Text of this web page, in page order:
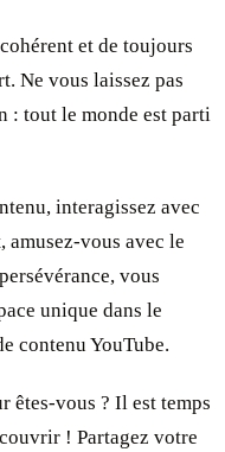
et de toujours
Ne vous laissez pas
: tout le monde est parti
interagissez avec
amusez-vous avec le
vous
unique dans le
contenu YouTube.
êtes-vous ? Il est temps
! Partagez votre